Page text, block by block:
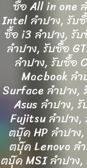
ซื้อ All in one
Intel ลำปาง, รับ
ซื้อ i3 ลำปาง, รั
ลำปาง, รับซื้อ
ลำปาง, รับซื้อ
Macbook ล
Surface ลำปาง,
Asus ลำปาง,
Fujitsu ลำปาง,
ตบุ๊ค HP ลำปาง
ตบุ๊ค Lenovo ล
ตบุ๊ค MSI ลำปาง,